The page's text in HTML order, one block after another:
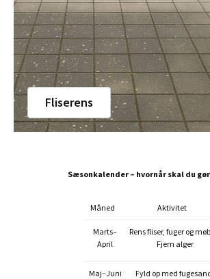
Fliserens
Sæsonkalender – hvornår skal du
Måned Aktivitet
Marts–
April
Rens fliser, fuger og
Fjern alger
Maj–Juni
Fyld op med